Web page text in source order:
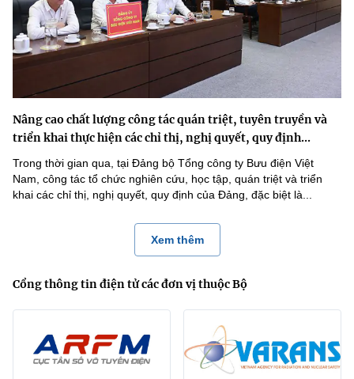
Nâng cao chất lượng công tác quán triệt, tuyên truyền và
triển khai thực hiện các chỉ thị, nghị quyết, quy định...
Trong thời gian qua, tại Đảng bộ Tổng công ty Bưu điện Việt
Nam, công tác tổ chức nghiên cứu, học tập, quán triệt và triển
khai các chỉ thị, nghị quyết, quy định của Đảng, đặc biệt là...
Xem thêm
Cổng thông tin điện tử các đơn vị thuộc Bộ